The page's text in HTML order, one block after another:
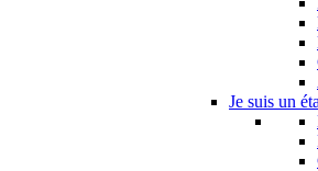
Je suis un